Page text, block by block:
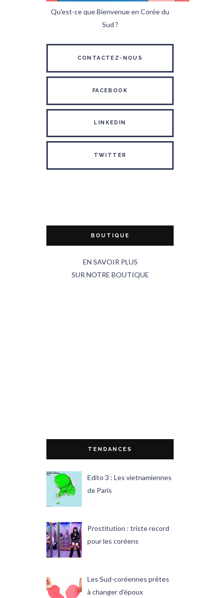
Qu'est-ce que Bienvenue en Corée du
Sud ?
CONTACTEZ-NOUS
FACEBOOK
LINKEDIN
TWITTER
BOUTIQUE
EN SAVOIR PLUS
SUR NOTRE BOUTIQUE
TENDANCES
Edito 3 : Les vietnamiennes
de Paris
Prostitution : triste record
pour les coréens
Les Sud-coréennes prêtes
à changer d'époux